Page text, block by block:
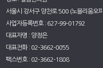
서울시 강서구 양천로 500 (노블리움오
사업자등록번호 : 627-99-01792
대표자명 : 양정은
대표전화 : 02-3662-0055
팩스번호 : 02-3662-1808